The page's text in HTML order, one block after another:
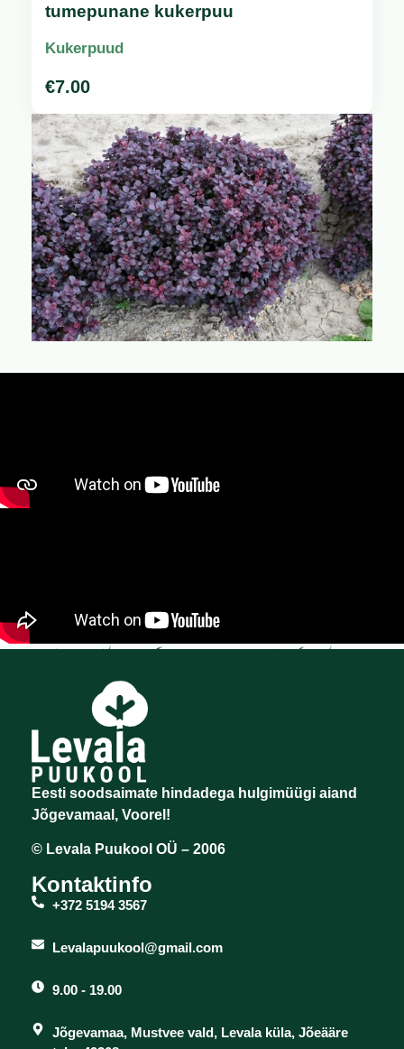
tumepunane kukerpuu
Kukerpuud
€7.00
Eesti soodsaimate hindadega hulgimüügi aiand
Jõgevamaal, Voorel!
© Levala Puukool OÜ – 2006
Kontaktinfo
+372 5194 3567
Levalapuukool@gmail.com
9.00 - 19.00
Jõgevamaa, Mustvee vald, Levala küla, Jõeääre